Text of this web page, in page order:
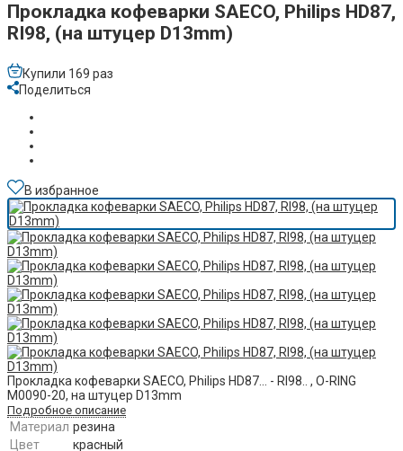
Прокладка кофеварки SAECO, Philips HD87,
RI98, (на штуцер D13mm)
Купили 169 раз
Поделиться
В избранное
Прокладка кофеварки SAECO, Philips HD87... - RI98.. , O-RING
M0090-20, на штуцер D13mm
Подробное описание
Материал резина
Цвет
красный